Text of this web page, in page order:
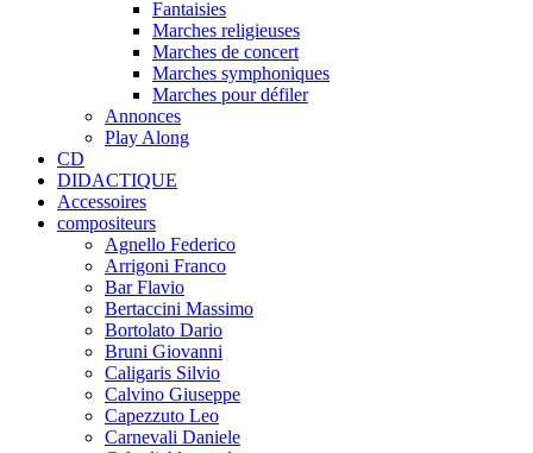
Fantaisies
Marches religieuses
Marches de concert
Marches symphoniques
Marches pour défiler
Annonces
Play Along
CD
DIDACTIQUE
Accessoires
compositeurs
Agnello Federico
Arrigoni Franco
Bar Flavio
Bertaccini Massimo
Bortolato Dario
Bruni Giovanni
Caligaris Silvio
Calvino Giuseppe
Capezzuto Leo
Carnevali Daniele